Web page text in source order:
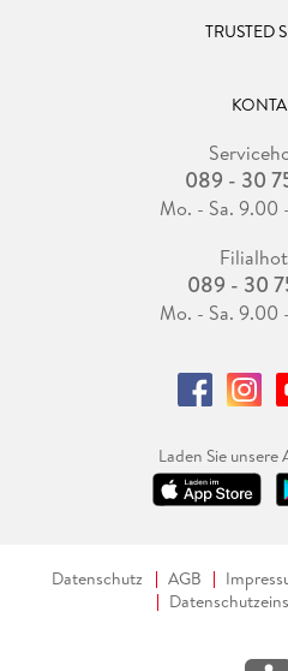
TRUSTED
089 - 30
Mo. - Sa. 9.00
089 - 30
Mo. - Sa. 9.00
Laden Sie unsere
Datenschutz AGB